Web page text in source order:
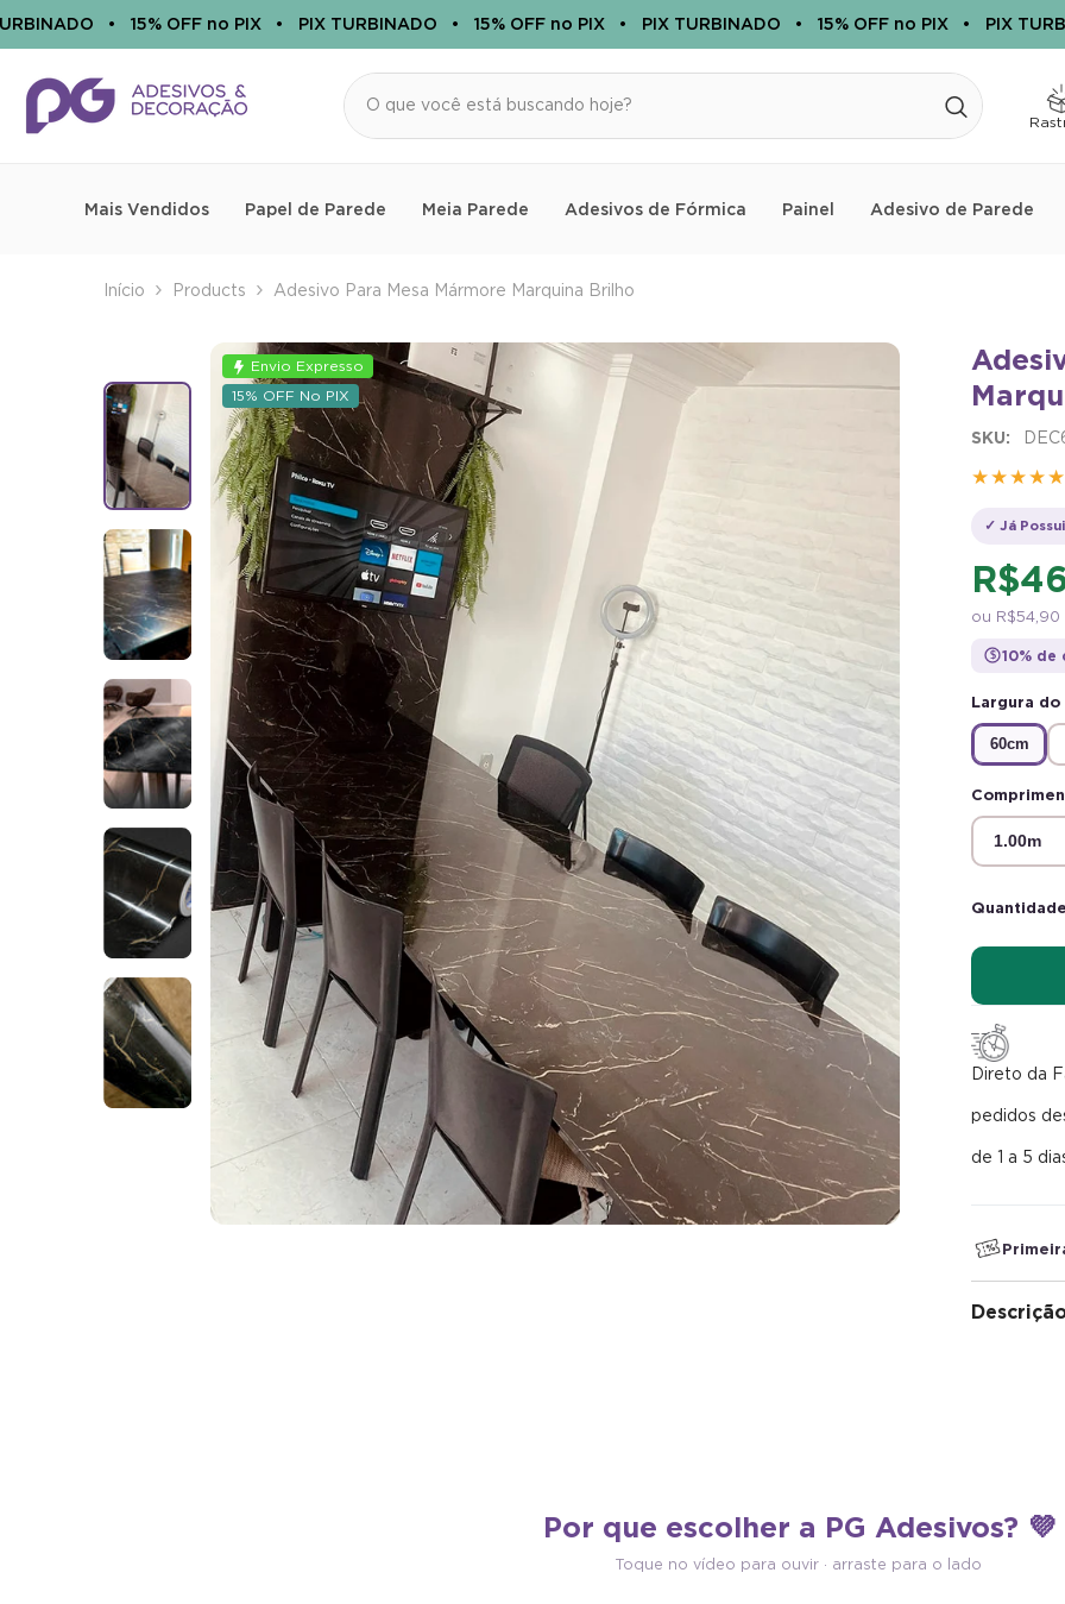
• 15% OFF no PIX • PIX TURBINADO • 15% OFF no PIX • PIX TURBINADO • 15% OFF no PIX • PIX
Mais Vendidos Papel de Parede Meia Parede Adesivos de Fórmica Painel Adesivo de Parede
PRIMEIRA COMPRA
PRIMEIRA COMPRA BEMVINDO
PRIMEIRA COMPRA BEMVINDO
Início Products Adesivo Para Mesa Mármore Marquina Brilho
Envio Expresso
15% OFF No PIX
SKU:
★★★★★
✓ Já
R$
ou R$ 54,90
$ 10% de
Largura do
60cm
Direto da
pedidos
de 1 a 5
Por que escolher a PG Adesivos? 💜
Toque no vídeo para ouvir · arraste para o lado
Nossos adesivos decorativos não
propagam fogo, trazendo segurança
Nossos adesivos são de fácil aplicação,
sem necessidade de grandes